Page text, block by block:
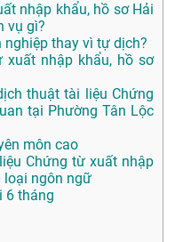
nhập khẩu, hồ sơ Hải
vụ gì?
nghiệp thay vì tự dịch?
nhập khẩu, hồ sơ
thuật tài liệu Chứng
tại Phường Tân Lộc
môn cao
Chứng từ xuất nhập
loại ngôn ngữ
6 tháng